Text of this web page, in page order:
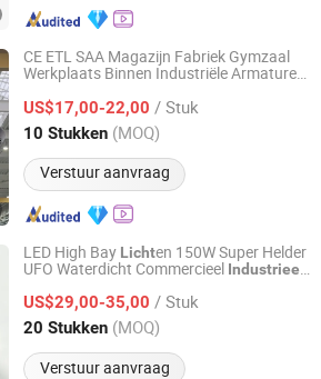
CE ETL SAA Magazijn Fabriek Gymzaal
Werkplaats Binnen Industriële Armaturen
250W 100W 120W 150W 200W LED Hoge
BaaiLicht
US$17,00-22,00 / Stuk
10 Stukken (MOQ)
Verstuur aanvraag
Co., Ltd.
Sinds 2011
LED High Bay Lichten 150W Super Helder
UFO Waterdicht Commercieel Industrieel
Binnen Hanglamp
US$29,00-35,00 / Stuk
20 Stukken (MOQ)
Verstuur aanvraag
Technology Co., Ltd.
Sinds 2025